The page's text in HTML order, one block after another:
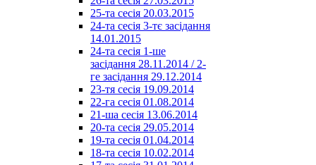
25-та сесія 20.03.2015
24-та сесія 3-тє засідання
14.01.2015
24-та сесія 1-ше
засідання 28.11.2014 / 2-
ге засідання 29.12.2014
23-тя сесія 19.09.2014
22-га сесія 01.08.2014
21-ша сесія 13.06.2014
20-та сесія 29.05.2014
19-та сесія 01.04.2014
18-та сесія 10.02.2014